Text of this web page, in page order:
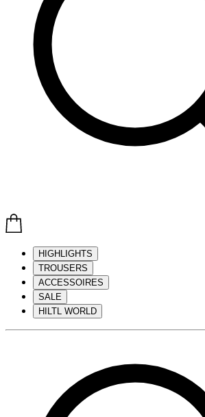
HIGHLIGHTS
TROUSERS
ACCESSOIRES
SALE
HILTL WORLD